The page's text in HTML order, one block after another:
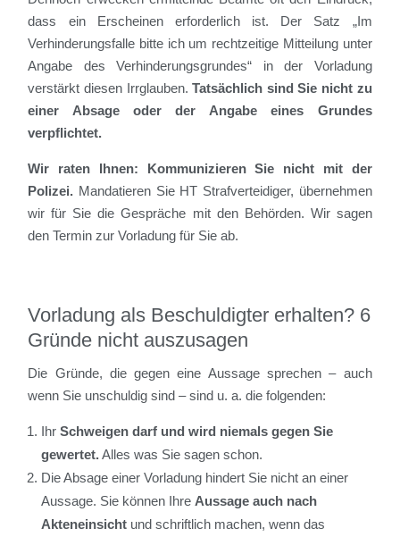
dass ein Erscheinen erforderlich ist. Der Satz „Im
Verhinderungsfalle bitte ich um rechtzeitige Mitteilung unter
Angabe des Verhinderungsgrundes“ in der Vorladung
verstärkt diesen Irrglauben.Tatsächlich sind Sie nicht zu
einer Absage oder der Angabe eines Grundes
verpflichtet.
Wir raten Ihnen: Kommunizieren Sie nicht mit der
Polizei. Mandatieren Sie HT Strafverteidiger, übernehmen
wir für Sie die Gespräche mit den Behörden. Wir sagen
den Termin zur Vorladung für Sie ab.
Vorladung als Beschuldigter erhalten? 6
Gründe nicht auszusagen
Die Gründe, die gegen eine Aussage sprechen – auch
wenn Sie unschuldig sind – sind u. a. die folgenden:
IhrSchweigen darf und wird niemals gegen Sie
gewertet.Alles was Sie sagen schon.
Die Absage einer Vorladung hindert Sie nicht an einer
Aussage. Sie können Ihre Aussage auch nach
Akteneinsicht und schriftlich machen, wenn das